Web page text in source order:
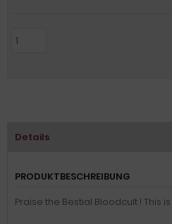
Details
PRODUKTBESCHREIBUNG
Praise the Bestial Bloodcult ! This